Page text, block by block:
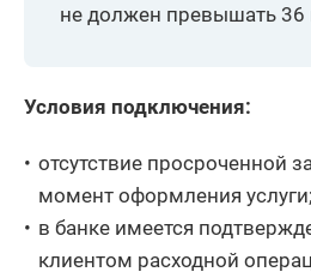
не должен превышать 36
Условия подключения:
отсутствие просроченной
момент оформления услуги;
в банке имеется
клиентом расходной